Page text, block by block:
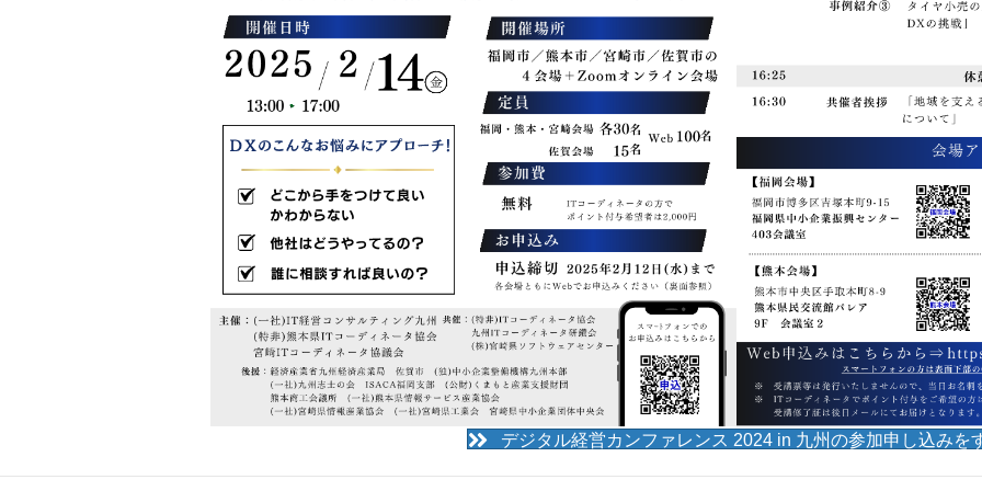
デジタル経営カンファレンス 2024 in 九州の参加申し込みを